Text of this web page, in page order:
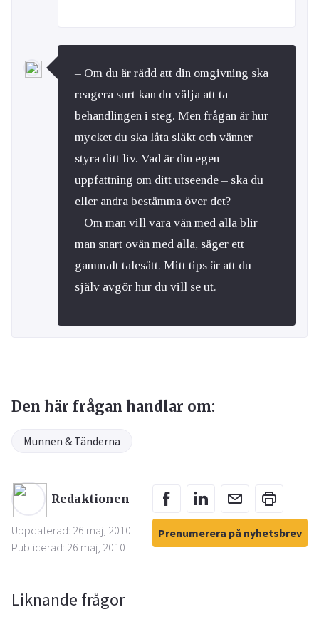
– Om du är rädd att din omgivning ska
reagera surt kan du välja att ta
behandlingen i steg. Men frågan är hur
mycket du ska låta släkt och vänner
styra ditt liv. Vad är din egen
uppfattning om ditt utseende – ska du
eller andra bestämma över det?
– Om man vill vara vän med alla blir
man snart ovän med alla, säger ett
gammalt talesätt. Mitt tips är att du
själv avgör hur du vill se ut.
Den här frågan handlar om:
Munnen & Tänderna
Redaktionen
Uppdaterad: 26 maj, 2010
Publicerad: 26 maj, 2010
Prenumerera på nyhetsbrev
Liknande frågor